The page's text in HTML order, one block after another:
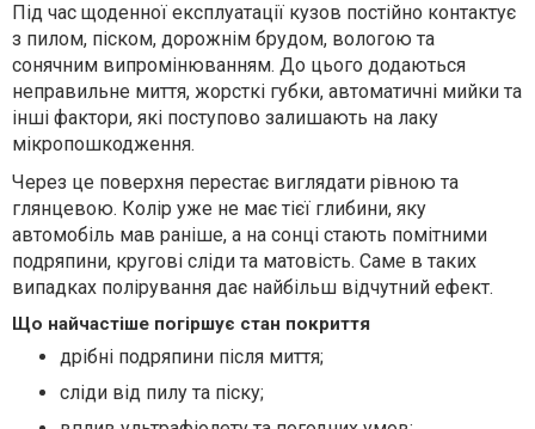
Під час щоденної експлуатації кузов постійно контактує
з пилом, піском, дорожнім брудом, вологою та
сонячним випромінюванням. До цього додаються
неправильне миття, жорсткі губки, автоматичні мийки та
інші фактори, які поступово залишають на лаку
мікропошкодження.
Через це поверхня перестає виглядати рівною та
глянцевою. Колір уже не має тієї глибини, яку
автомобіль мав раніше, а на сонці стають помітними
подряпини, кругові сліди та матовість. Саме в таких
випадках полірування дає найбільш відчутний ефект.
Що найчастіше погіршує стан покриття
дрібні подряпини після миття;
сліди від пилу та піску;